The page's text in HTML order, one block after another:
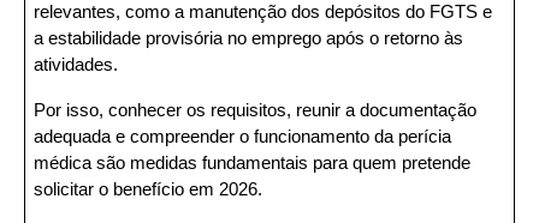
relevantes, como a manutenção dos depósitos do FGTS e
a estabilidade provisória no emprego após o retorno às
atividades.
Por isso, conhecer os requisitos, reunir a documentação
adequada e compreender o funcionamento da perícia
médica são medidas fundamentais para quem pretende
solicitar o benefício em 2026.